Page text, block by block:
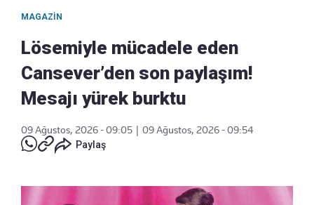
MAGAZIN
Lösemiyle mücadele eden
Cansever’den son paylaşım!
Mesajı yürek burktu
09 Ağustos, 2026 - 09:05
09 Ağustos, 2026 - 09:54
Paylaş